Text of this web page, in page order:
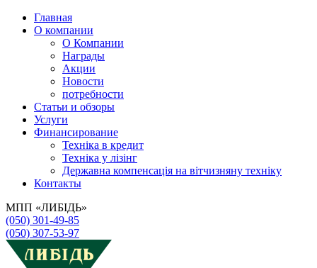
Главная
О компании
О Компании
Награды
Акции
Новости
потребности
Статьи и обзоры
Услуги
Финансирование
Техніка в кредит
Техніка у лізінг
Державна компенсація на вітчизняну техніку
Контакты
МПП «ЛИБІДЬ»
(050) 301-49-85
(050) 307-53-97